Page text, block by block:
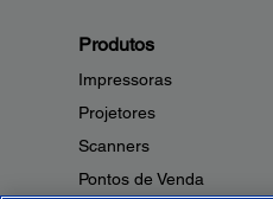
Produtos
Impressoras
Projetores
Scanners
Pontos de Venda